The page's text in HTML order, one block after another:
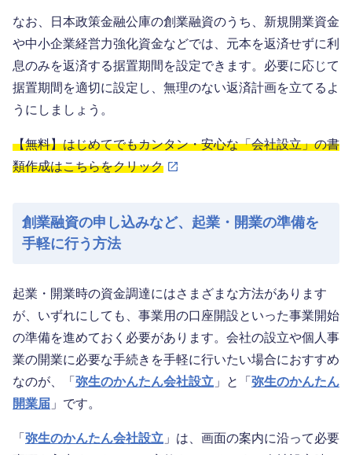
なお、日本政策金融公庫の創業融資のうち、新規開業資金
や中小企業経営力強化資金などでは、元本を返済せずに利
息のみを返済する据置期間を設定できます。必要に応じて
据置期間を適切に設定し、無理のない返済計画を立てるよ
うにしましょう。
【無料】はじめてでもカンタン・安心な「会社設立」の書
類作成はこちらをクリック
創業融資の申し込みなど、起業・開業の準備を
手軽に行う方法
起業・開業時の資金調達にはさまざまな方法があります
が、いずれにしても、事業用の口座開設といった事業開始
の準備を進めておく必要があります。会社の設立や個人事
業の開業に必要な手続きを手軽に行いたい場合におすすめ
なのが、「 弥生のかんたん会社設立 」と「 弥生のかんたん
開業届 」です。
「 弥生のかんたん会社設立 」は、画面の案内に沿って必要